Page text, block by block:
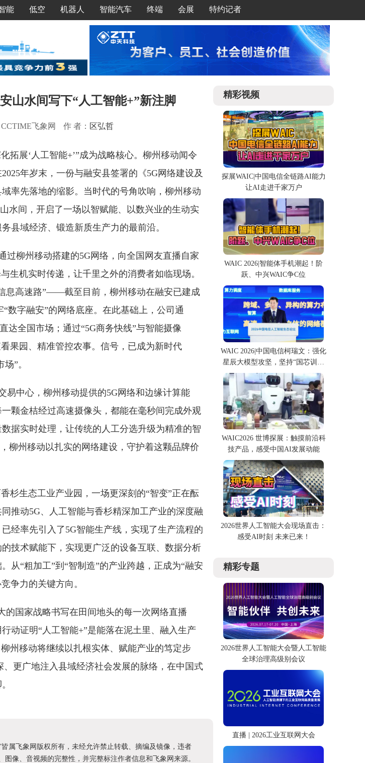
能 低空 机器人 智能汽车 终端 会展 特约记者
山水间写下“人工智能+”新注脚
CCTIME飞象网 作 者： 区弘哲
拓展‘人工智能+’”成为战略核心。柳州移动闻令
年岁末，一份与融安县签署的《5G网络建设及
率先落地的缩影。当时代的号角吹响，柳州移动
水间，开启了一场以智赋能、以数兴业的生动实
县域经济、锻造新质生产力的最前沿。
过柳州移动搭建的5G网络，向全国网友直播自家
生机实时传递，让千里之外的消费者如临现场。
息高速路”——截至目前，柳州移动在融安已建成
数字融安”的网络底座。在此基础上，公司通
达全国市场；通过“5G商务快线”与智能摄像
果园、精准管控农事。信号，已成为新时代
”。
易中心，柳州移动提供的5G网络和边缘计算能
颗金桔经过高速摄像头，都能在毫秒间完成外观
据实时处理，让传统的人工分选升级为精准的智
柳州移动以扎实的网络建设，守护着这颗品牌价
香杉生态工业产业园，一场更深刻的“智变”正在酝
推动5G、人工智能与香杉精深加工产业的深度融
经率先引入了5G智能生产线，实现了生产流程的
技术赋能下，实现更广泛的设备互联、数据分析
从“粗加工”到“智制造”的产业跨越，正成为“融安
争力的关键方向 。
的国家战略书写在田间地头的每一次网络直播
动证明“人工智能+”是能落在泥土里、融入生产
州移动将继续以扎根实体、赋能产业的笃定步
更广地注入县域经济社会发展的脉络，在中国式
属飞象网版权所有，未经允许禁止转载、摘编及镜像，违者
像、音视频的完整性，并完整标注作者信息和飞象网来源。
精彩视频
探展WAIC|中国电信全链路AI能力
让AI走进千家万户
WAIC 2026|智能体手机潮起！阶
跃、中兴WAIC争C位
WAIC 2026|中国电信柯瑞文：强化
星辰大模型攻坚，坚持“国芯训国
模”
WAIC2026 世博探展：触摸前沿科
技产品，感受中国AI发展动能
2026世界人工智能大会现场直击：
感受AI时刻 未来已来！
精彩专题
2026世界人工智能大会暨人工智能
全球治理高级别会议
直播 | 2026工业互联网大会